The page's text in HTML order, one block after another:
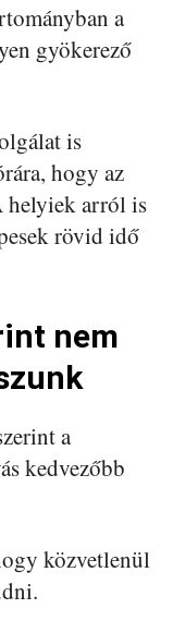
a
gyökerező
is
hogy az
helyiek arról is
rövid idő
nem
a
kedvezőbb
közvetlenül